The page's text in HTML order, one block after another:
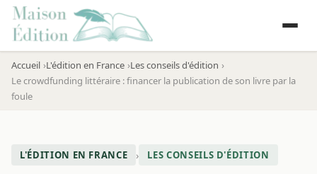
Accueil L'édition en France Les conseils d'édition
Le crowdfunding littéraire : financer la publication de son livre par la
foule
L'ÉDITION EN FRANCE › LES CONSEILS D'ÉDITION